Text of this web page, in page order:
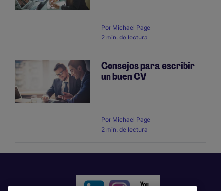
Por Michael Page
2 min. de lectura
Consejos para escribir
un buen CV
Por Michael Page
2 min. de lectura